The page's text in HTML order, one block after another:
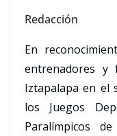
Redacción
En
entrenadores y
Iztapalapa en el
los Juegos
Paralímpicos